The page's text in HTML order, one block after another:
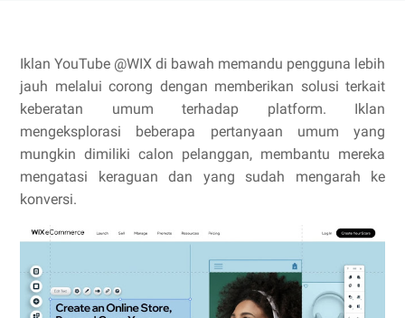
Iklan YouTube @WIX di bawah memandu pengguna lebih
jauh melalui corong dengan memberikan solusi terkait
keberatan umum terhadap platform. Iklan
mengeksplorasi beberapa pertanyaan umum yang
mungkin dimiliki calon pelanggan, membantu mereka
mengatasi keraguan dan yang sudah mengarah ke
konversi.